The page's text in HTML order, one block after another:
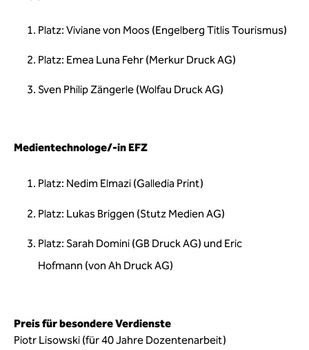
Platz: Viviane von Moos (Engelberg Titlis Tourismus)
Platz: Emea Luna Fehr (Merkur Druck AG)
Sven Philip Zängerle (Wolfau Druck AG)
Medientechnologe/-in EFZ
Platz: Nedim Elmazi (Galledia Print)
Platz: Lukas Briggen (Stutz Medien AG)
Platz: Sarah Domini (GB Druck AG) und Eric
Hofmann (von Ah Druck AG)
Preis für besondere Verdienste
Piotr Lisowski (für 40 Jahre Dozentenarbeit)